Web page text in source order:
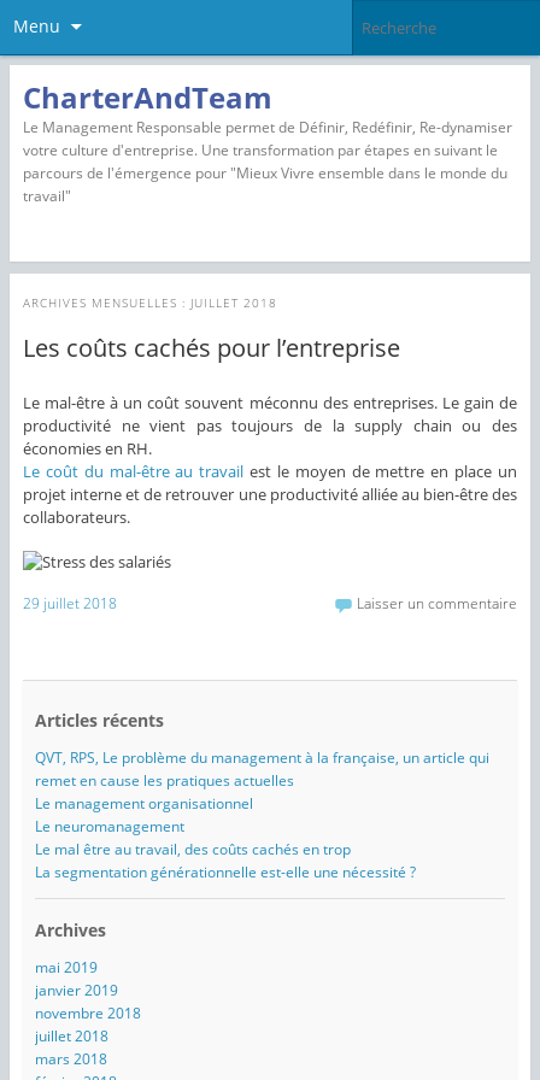
Menu
CharterAndTeam
Le Management Responsable permet de Définir, Redéfinir, Re-dynamiser
votre culture d'entreprise. Une transformation par étapes en suivant le
parcours de l'émergence pour "Mieux Vivre ensemble dans le monde du
travail"
ARCHIVES MENSUELLES : JUILLET 2018
Les coûts cachés pour l’entreprise
Le mal-être à un coût souvent méconnu des entreprises. Le gain de
productivité ne vient pas toujours de la supply chain ou des
économies en RH.
Le coût du mal-être au travail est le moyen de mettre en place un
projet interne et de retrouver une productivité alliée au bien-être des
collaborateurs.
29 juillet 2018 Laisser un commentaire
Articles récents
QVT, RPS, Le problème du management à la française, un article qui
remet en cause les pratiques actuelles
Le management organisationnel
Le neuromanagement
Le mal être au travail, des coûts cachés en trop
La segmentation générationnelle est-elle une nécessité ?
Archives
mai 2019
janvier 2019
novembre 2018
juillet 2018
mars 2018